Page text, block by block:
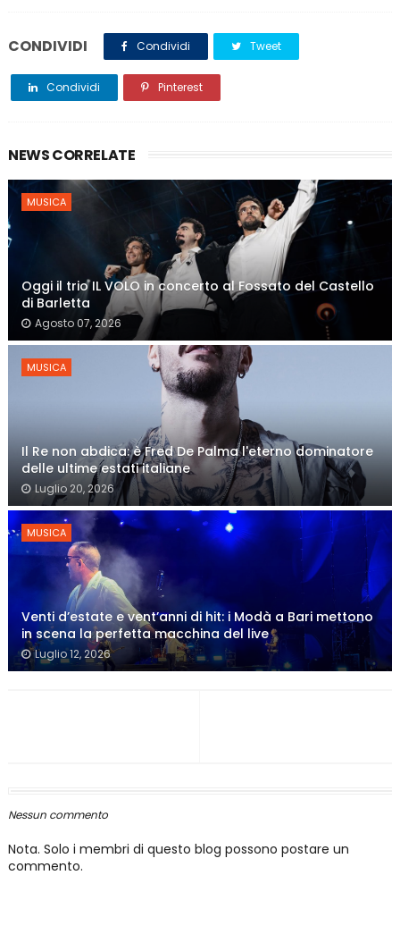
CONDIVIDI Condividi Tweet
Condividi Pinterest
NEWS CORRELATE
MUSICA
Oggi il trio IL VOLO in concerto al Fossato del Castello
di Barletta
Agosto 07, 2026
MUSICA
Il Re non abdica: è Fred De Palma l'eterno dominatore
delle ultime estati italiane
Luglio 20, 2026
MUSICA
Venti d’estate e vent’anni di hit: i Modà a Bari mettono
in scena la perfetta macchina del live
Luglio 12, 2026
Nessun commento
Nota. Solo i membri di questo blog possono postare un
commento.